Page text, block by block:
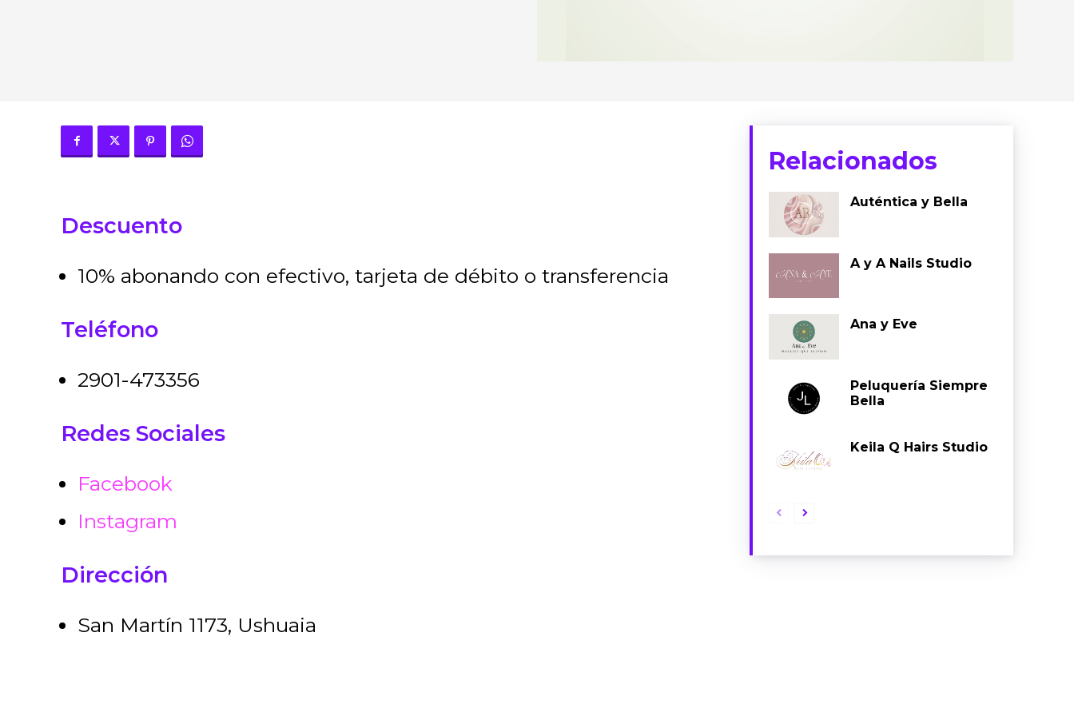
Descuento
10% abonando con efectivo, tarjeta de débito o transferencia
Teléfono
2901-473356
Redes Sociales
Facebook
Instagram
Dirección
San Martín 1173, Ushuaia
Relacionados
Auténtica y Bella
A y A Nails Studio
Ana y Eve
Peluquería Siempre
Bella
Keila Q Hairs Studio